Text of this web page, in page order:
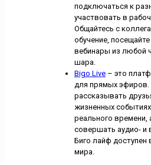
подключаться к
участвовать в
Общайтесь с
обучение,
вебинары из любой
шара.
Bigo Live– это
для прямых эфиров.
рассказывать
жизненных
реального времени,
совершать аудио- и
Биго лайф доступен
мира.